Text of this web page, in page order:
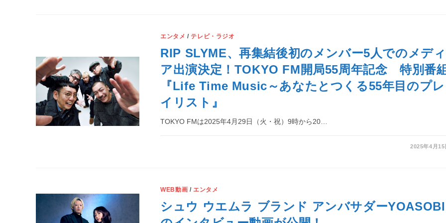
エンタメ / テレビ・ラジオ
RIP SLYME、再集結後初のメンバー5人でのメディ
ア出演決定！TOKYO FM開局55周年記念 特別番
『Life Time Music～あなたとつくる55年目のプレ
イリスト』
TOKYO FMは2025年4月29日（火・祝）9時から20…
2025年4月15
WEB動画 / エンタメ
シュウ ウエムラ ブランド アンバサダーYOASOBI